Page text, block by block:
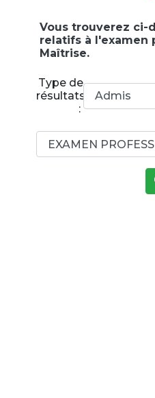
Vous trouverez ci-
relatifs à l'examen
Maîtrise.
Type de
résultats
: